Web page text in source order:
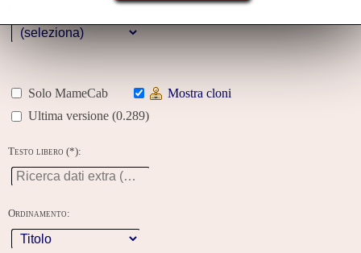
Solo MameCab
Mostra cloni
Ultima versione (0.289)
Testo libero (*):
Ordinamento: